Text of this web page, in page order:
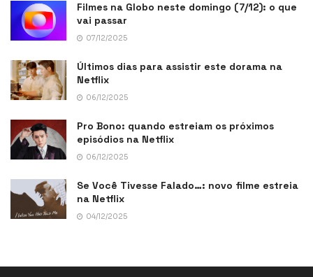
Filmes na Globo neste domingo (7/12): o que
vai passar
07/12/2025
Últimos dias para assistir este dorama na
Netflix
06/12/2025
Pro Bono: quando estreiam os próximos
episódios na Netflix
06/12/2025
Se Você Tivesse Falado…: novo filme estreia
na Netflix
04/12/2025